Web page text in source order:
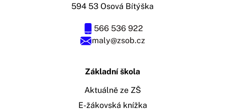
maly@zsob.cz
566 536 922
594 53 Osová Bítýška
Základní škola
Aktuálně ze ZŠ
E-žákovská knížka